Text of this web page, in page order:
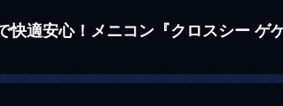
快適安心！メニコン『クロスシー ゲ